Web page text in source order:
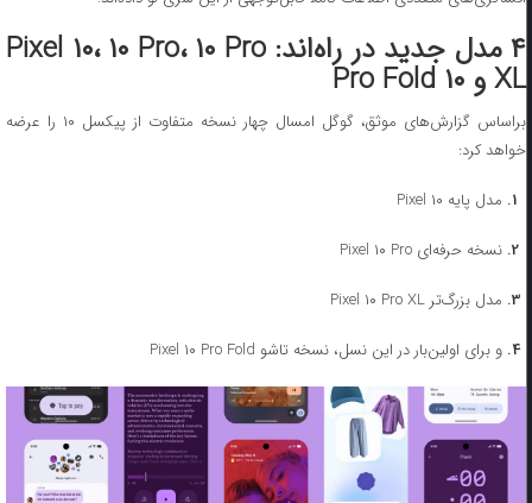
۴ مدل جدید در راه‌اند: Pixel ۱۰، ۱۰ Pro، ۱۰ Pro
XL و ۱۰ Pro Fold
براساس گزارش‌های موثق، گوگل امسال چهار نسخه متفاوت از پیکسل ۱۰ را عرضه
خواهد کرد:
مدل پایه Pixel ۱۰
نسخه حرفه‌ای Pixel ۱۰ Pro
مدل بزرگ‌تر Pixel ۱۰ Pro XL
و برای اولین‌بار در این نسل، نسخه تاشو Pixel ۱۰ Pro Fold